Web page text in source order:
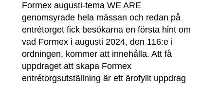
Formex augusti-tema WE ARE
genomsyrade hela mässan och redan på
entrétorget fick besökarna en första hint om
vad Formex i augusti 2024, den 116:e i
ordningen, kommer att innehålla. Att få
uppdraget att skapa Formex
entrétorgsutställning är ett ärofyllt uppdrag